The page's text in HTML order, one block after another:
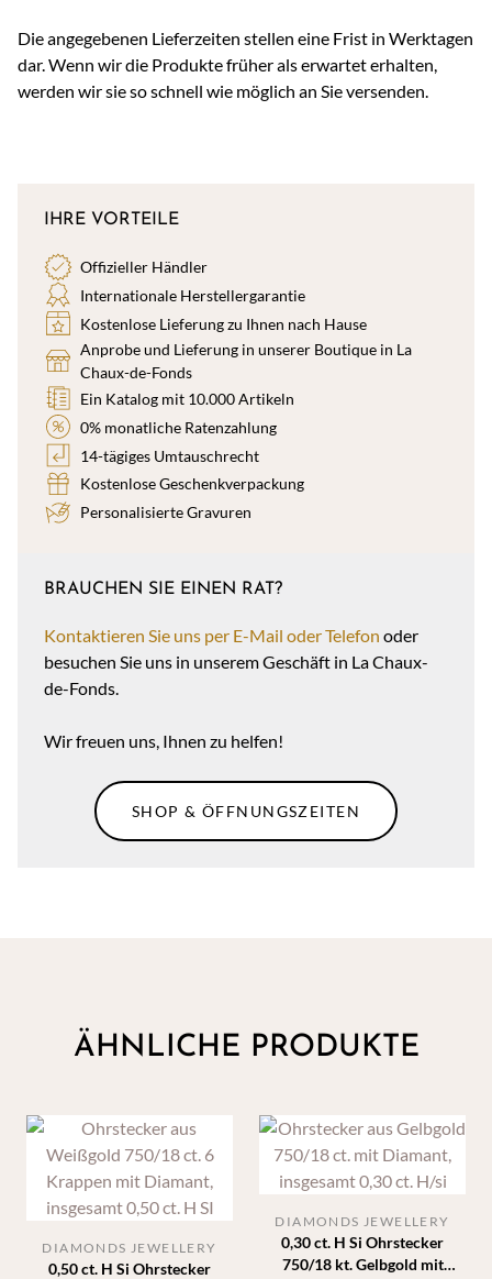
Die angegebenen Lieferzeiten stellen eine Frist in Werktagen
dar. Wenn wir die Produkte früher als erwartet erhalten,
werden wir sie so schnell wie möglich an Sie versenden.
IHRE VORTEILE
Offizieller Händler
Internationale Herstellergarantie
Kostenlose Lieferung zu Ihnen nach Hause
Anprobe und Lieferung in unserer Boutique in La
Chaux-de-Fonds
Ein Katalog mit 10.000 Artikeln
0% monatliche Ratenzahlung
14-tägiges Umtauschrecht
Kostenlose Geschenkverpackung
Personalisierte Gravuren
BRAUCHEN SIE EINEN RAT?
Kontaktieren Sie uns per E-Mail oder Telefon oder
besuchen Sie uns in unserem Geschäft in La Chaux-
de-Fonds.
Wir freuen uns, Ihnen zu helfen!
SHOP & ÖFFNUNGSZEITEN
ÄHNLICHE PRODUKTE
0,50 ct. H Si Ohrstecker
DIAMONDS JEWELLERY
0,30 ct. H Si Ohrstecker
750/18 kt. Gelbgold mit
DIAMONDS JEWELLERY